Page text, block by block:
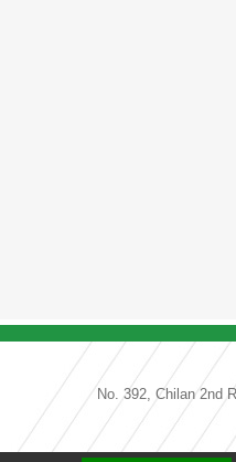
No. 392, Chilan 2nd